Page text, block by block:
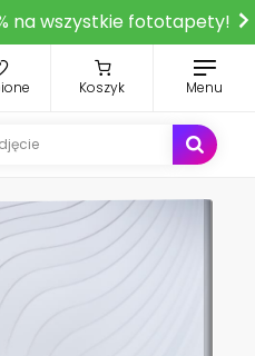
na wszystkie fototapety!
Koszyk Menu